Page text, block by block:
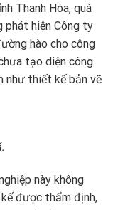
Thanh Hóa, quá
phát hiện Công ty
hào cho công
tạo diện công
như thiết kế bản vẽ
này không
được thẩm định,